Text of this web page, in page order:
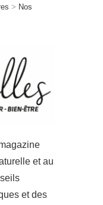
> Nos
et au
et des